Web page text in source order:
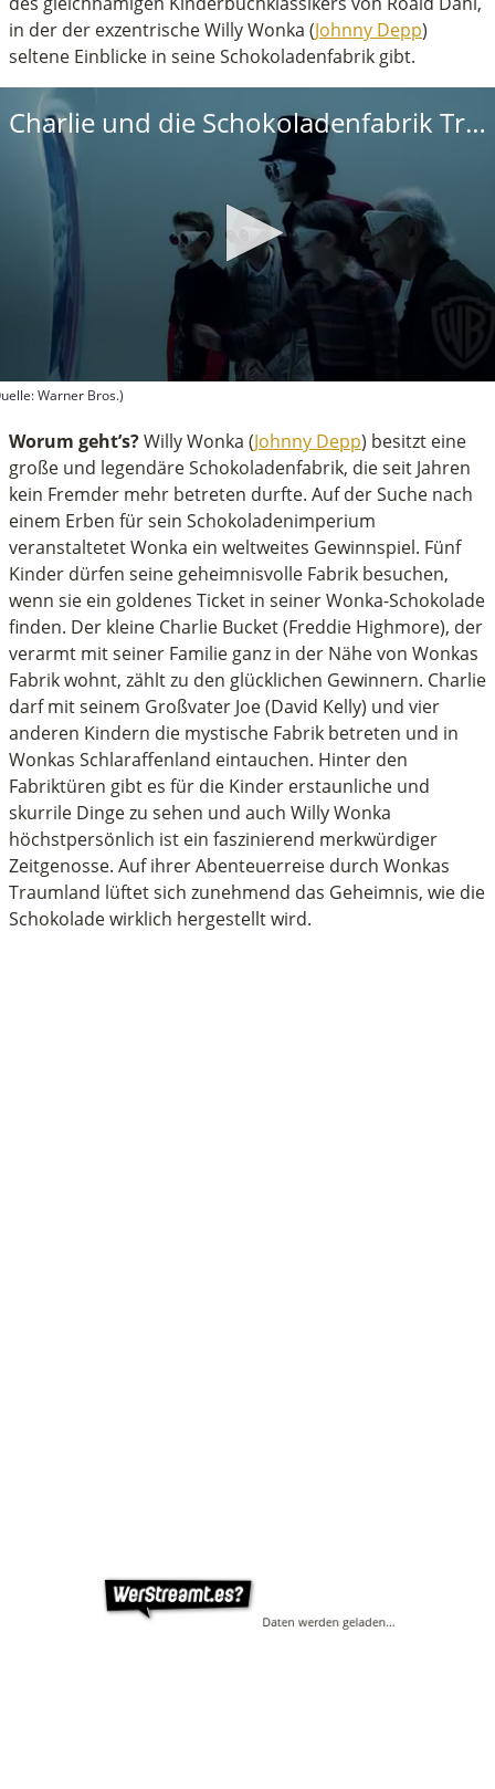
in der der exzentrische Willy Wonka (Johnny Depp)
seltene Einblicke in seine Schokoladenfabrik gibt.
Charlie und die Schokoladenfabrik Trailer
Warner Bros.)
Worum geht’s?Willy Wonka (Johnny Depp) besitzt eine
große und legendäre Schokoladenfabrik, die seit Jahren
kein Fremder mehr betreten durfte. Auf der Suche nach
einem Erben für sein Schokoladenimperium
veranstaltetet Wonka ein weltweites Gewinnspiel. Fünf
Kinder dürfen seine geheimnisvolle Fabrik besuchen,
wenn sie ein goldenes Ticket in seiner Wonka-Schokolade
finden. Der kleine Charlie Bucket (Freddie Highmore), der
verarmt mit seiner Familie ganz in der Nähe von Wonkas
Fabrik wohnt, zählt zu den glücklichen Gewinnern. Charlie
darf mit seinem Großvater Joe (David Kelly) und vier
anderen Kindern die mystische Fabrik betreten und in
Wonkas Schlaraffenland eintauchen. Hinter den
Fabriktüren gibt es für die Kinder erstaunliche und
skurrile Dinge zu sehen und auch Willy Wonka
höchstpersönlich ist ein faszinierend merkwürdiger
Zeitgenosse. Auf ihrer Abenteuerreise durch Wonkas
Traumland lüftet sich zunehmend das Geheimnis, wie die
Schokolade wirklich hergestellt wird.
Daten werden geladen…